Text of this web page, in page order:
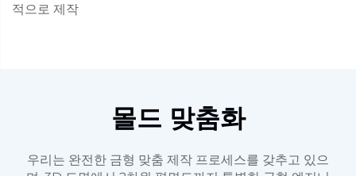
적으로 제작
몰드 맞춤화
우리는 완전한 금형 맞춤 제작 프로세스를 갖추고 있으